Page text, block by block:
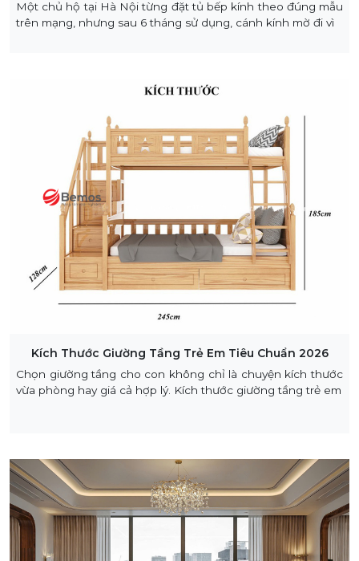
Một chủ hộ tại Hà Nội từng đặt tủ bếp kính theo đúng mẫu
trên mạng, nhưng sau 6 tháng sử dụng, cánh kính mờ đi vì
Kích Thước Giường Tầng Trẻ Em Tiêu Chuẩn 2026
Chọn giường tầng cho con không chỉ là chuyện kích thước
vừa phòng hay giá cả hợp lý. Kích thước giường tầng trẻ em